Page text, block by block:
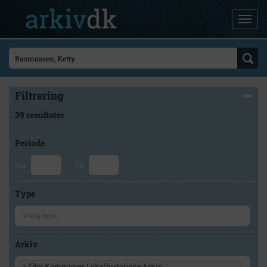
Filtrering
39 resultater
Periode
Fra Til
Type
Arkiv